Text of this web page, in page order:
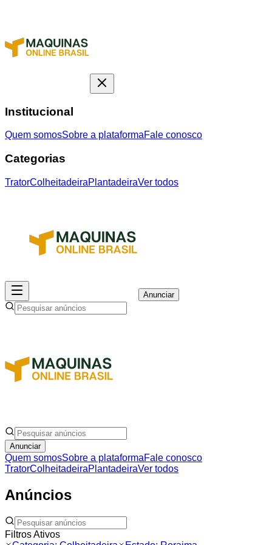
Institucional
Quem somosSobre a plataformaFale conosco
Categorias
TratorColheitadeiraPlantadeiraVer todos
Anunciar
Anunciar
Quem somosSobre a plataformaFale conosco
TratorColheitadeiraPlantadeiraVer todos
Anúncios
Filtros Ativos